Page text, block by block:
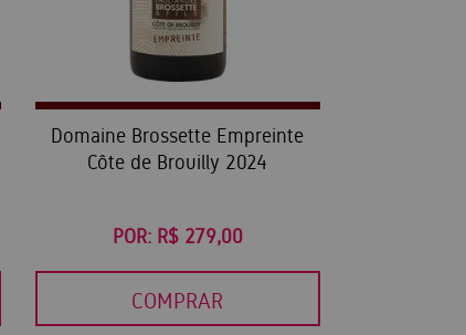
Domaine Brossette Empreinte
Côte de Brouilly 2024
POR: R$ 279,00
COMPRAR